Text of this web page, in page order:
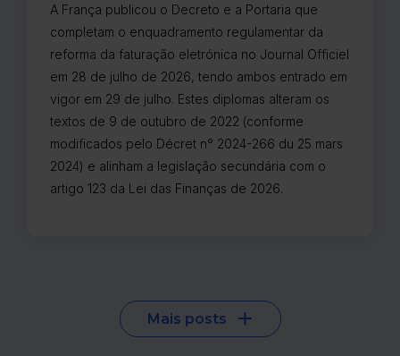
A França publicou o Decreto e a Portaria que
completam o enquadramento regulamentar da
reforma da faturação eletrónica no Journal Officiel
em 28 de julho de 2026, tendo ambos entrado em
vigor em 29 de julho. Estes diplomas alteram os
textos de 9 de outubro de 2022 (conforme
modificados pelo Décret n° 2024-266 du 25 mars
2024) e alinham a legislação secundária com o
artigo 123 da Lei das Finanças de 2026.
Mais posts